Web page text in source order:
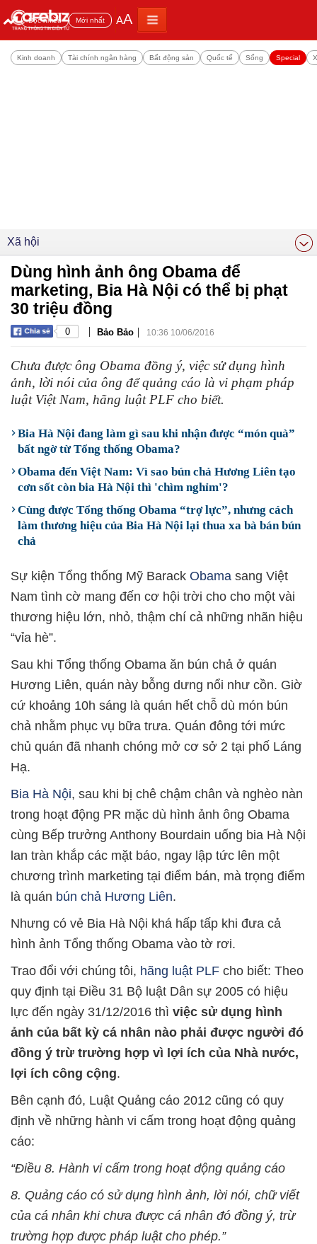
Đọc nhiều Mới nhất AA
Kinh doanh Tài chính ngân hàng Bất động sản Quốc tế Sống Special
Xã hội
Dùng hình ảnh ông Obama để
marketing, Bia Hà Nội có thể bị phạt
30 triệu đồng
0 | Bảo Bảo | 10:36 10/06/2016
Chưa được ông Obama đồng ý, việc sử dụng hình
ảnh, lời nói của ông để quảng cáo là vi phạm pháp
luật Việt Nam, hãng luật PLF cho biết.
Bia Hà Nội đang làm gì sau khi nhận được “món quà”
bất ngờ từ Tổng thống Obama?
Obama đến Việt Nam: Vì sao bún chả Hương Liên tạo
cơn sốt còn bia Hà Nội thì 'chìm nghỉm'?
Cùng được Tổng thống Obama “trợ lực”, nhưng cách
làm thương hiệu của Bia Hà Nội lại thua xa bà bán bún
chả
Sự kiện Tổng thống Mỹ Barack Obama sang Việt
Nam tình cờ mang đến cơ hội trời cho cho một vài
thương hiệu lớn, nhỏ, thậm chí cả những nhãn hiệu
“vỉa hè”.
Sau khi Tổng thống Obama ăn bún chả ở quán
Hương Liên, quán này bỗng dưng nổi như cồn. Giờ
cứ khoảng 10h sáng là quán hết chỗ dù món bún
chả nhằm phục vụ bữa trưa. Quán đông tới mức
chủ quán đã nhanh chóng mở cơ sở 2 tại phố Láng
Hạ.
Bia Hà Nội, sau khi bị chê chậm chân và nghèo nàn
trong hoạt động PR mặc dù hình ảnh ông Obama
cùng Bếp trưởng Anthony Bourdain uống bia Hà Nội
lan tràn khắp các mặt báo, ngay lập tức lên một
chương trình marketing tại điểm bán, mà trọng điểm
là quán bún chả Hương Liên.
Nhưng có vẻ Bia Hà Nội khá hấp tấp khi đưa cả
hình ảnh Tổng thống Obama vào tờ rơi.
Trao đổi với chúng tôi, hãng luật PLF cho biết: Theo
quy định tại Điều 31 Bộ luật Dân sự 2005 có hiệu
lực đến ngày 31/12/2016 thì việc sử dụng hình
ảnh của bất kỳ cá nhân nào phải được người đó
đồng ý trừ trường hợp vì lợi ích của Nhà nước,
lợi ích công cộng.
Bên cạnh đó, Luật Quảng cáo 2012 cũng có quy
định về những hành vi cấm trong hoạt động quảng
cáo:
“Điều 8. Hành vi cấm trong hoạt động quảng cáo
8. Quảng cáo có sử dụng hình ảnh, lời nói, chữ viết
của cá nhân khi chưa được cá nhân đó đồng ý, trừ
trường hợp được pháp luật cho phép.”